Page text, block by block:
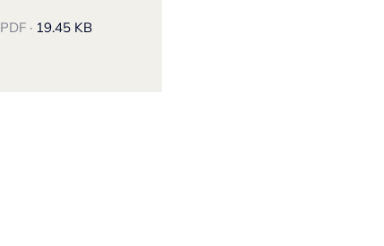
PDF · 19.45 KB